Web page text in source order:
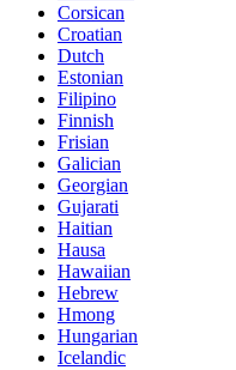
Corsican
Croatian
Dutch
Estonian
Filipino
Finnish
Frisian
Galician
Georgian
Gujarati
Haitian
Hausa
Hawaiian
Hebrew
Hmong
Hungarian
Icelandic